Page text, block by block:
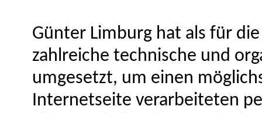
Günter Limburg hat als für
zahlreiche technische und
umgesetzt, um einen
Internetseite verarbeiteten